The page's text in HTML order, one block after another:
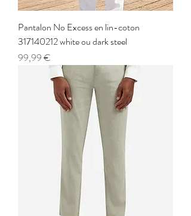
Pantalon No Excess en lin-coton
317140212 white ou dark steel
Prix
99,99 €